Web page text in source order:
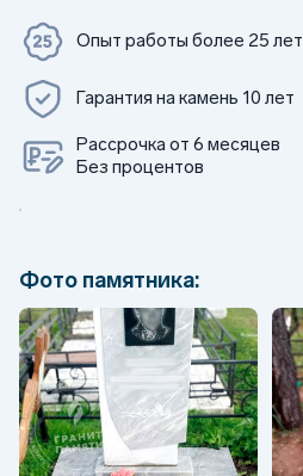
Опыт работы более 25 лет
Гарантия на камень 10 лет
Рассрочка от 6 месяцев
Без процентов
Фото памятника: